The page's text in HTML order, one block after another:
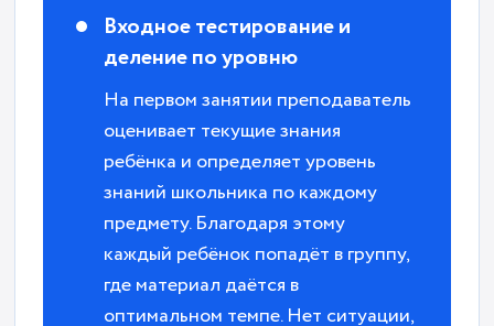
Входное тестирование и
деление по уровню
На первом занятии преподаватель
оценивает текущие знания
ребёнка и определяет уровень
знаний школьника по каждому
предмету. Благодаря этому
каждый ребёнок попадёт в группу,
где материал даётся в
оптимальном темпе. Нет ситуации,